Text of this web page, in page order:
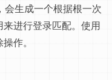
生成一个根据根一次
进行登录匹配。使用
作。